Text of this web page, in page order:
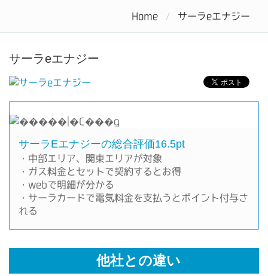
電力自由化で電気料金をお得にするなら電力会社を比較しよう
Home サーラeエナジー
サーラeエナジー
サーラeエナジーの総合評価16.5pt
・中部エリア、関東エリアが対象
・ガス料金とセットで契約するとお得
・webで明細が分かる
・サーラカードで電気料金を支払うとポイント付与さ
れる
他社との違い